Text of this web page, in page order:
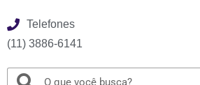
Telefones
(11) 3886-6141